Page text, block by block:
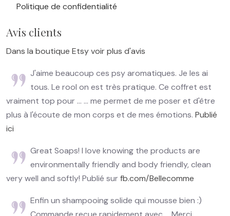
Politique de confidentialité
Avis clients
Dans la boutique Etsy voir plus d'avis
J'aime beaucoup ces psy aromatiques. Je les ai
tous. Le rool on est très pratique. Ce coffret est
vraiment top pour ... ... me permet de me poser et d'être
plus à l'écoute de mon corps et de mes émotions. Publié
ici
Great Soaps! I love knowing the products are
environmentally friendly and body friendly, clean
very well and softly! Publié surfb.com/Bellecomme
Enfin un shampooing solide qui mousse bien :)